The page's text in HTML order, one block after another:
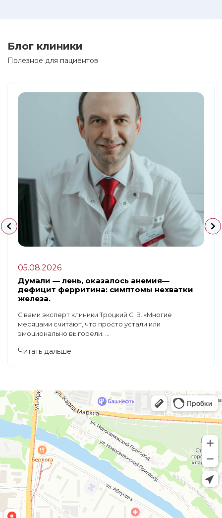
Блог клиники
Полезное для пациентов
05.08.2026
Думали — лень, оказалось анемия—
дефицит ферритина: симптомы нехватки
железа.
С вами эксперт клиники Троцкий С. В. «Многие
месяцами считают, что просто устали или
эмоционально выгорели. ...
Читать дальше